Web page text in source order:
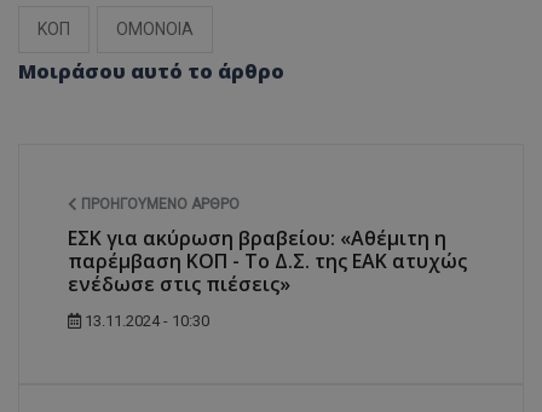
ΚΟΠ ΟΜΟΝΟΙΑ
Μοιράσου αυτό το άρθρο
ΠΡΟΗΓΟΎΜΕΝΟ ΆΡΘΡΟ
ΕΣΚ για ακύρωση βραβείου: «Αθέμιτη η
παρέμβαση ΚΟΠ - Το Δ.Σ. της ΕΑΚ ατυχώς
ενέδωσε στις πιέσεις»
13.11.2024 - 10:30